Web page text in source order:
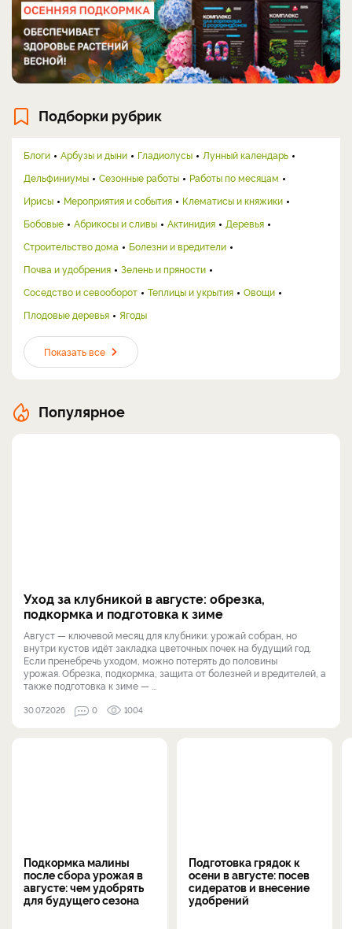
Подборки рубрик
Блоги Арбузы и дыни Гладиолусы
Лунный календарь
Дельфиниумы
Сезонные работы
Работы по месяцам
Ирисы
Мероприятия и события
Клематисы и княжики
Бобовые
Абрикосы и сливы Актинидия
Деревья
Строительство дома
Болезни и вредители
Почва и удобрения
Зелень и пряности
Соседство и севооборот
Теплицы и укрытия
Овощи
Плодовые деревья
Ягоды
Показать все
Популярное
Уход за клубникой в августе: обрезка,
подкормка и подготовка к зиме
Август — ключевой месяц для клубники: урожай собран, но
внутри кустов идёт закладка цветочных почек на будущий год.
Если пренебречь уходом, можно потерять до половины
урожая. Обрезка, подкормка, защита от болезней и вредителей, а
также подготовка к зиме — ...
30.07.2026 0 1004
Подкормка малины
после сбора урожая в
августе: чем удобрять
для будущего сезона
Подготовка грядок к
осени в августе: посев
сидератов и внесение
удобрений